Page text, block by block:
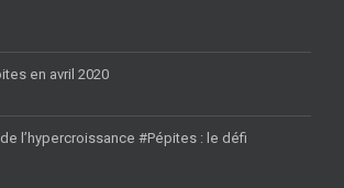
en avril 2020
l’hypercroissance #Pépites : le défi